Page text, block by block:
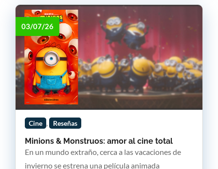
Minions & Monstruos: amor al cine total
03/07/26
Cine , Reseñas
En un mundo extraño, cerca a las vacaciones de
invierno se estrena una película animada